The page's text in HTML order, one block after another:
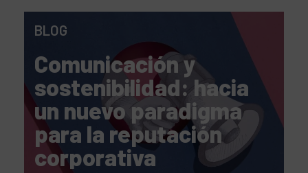
BLOG
Comunicación y
sostenibilidad: hacia
un nuevo paradigma
para la reputación
corporativa